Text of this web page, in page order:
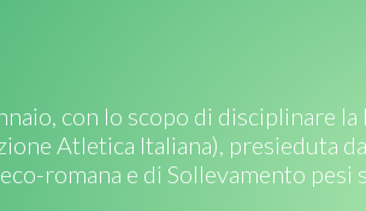
con lo scopo di disciplinare
Atletica Italiana), presieduta
romana e di Sollevamento pesi